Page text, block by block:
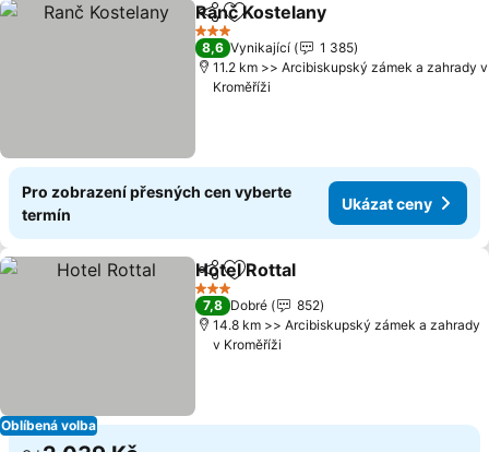
SdíletPřidat na seznam oblíbených
Ranč Kostelany
3 Počet hvězdiček
8,6 Vynikající
1 385
11.2 km >> Arcibiskupský zámek a zahrady v
Kroměříži
Pro zobrazení přesných cen vyberte
termín
Ukázat ceny
Oblíbená volba
SdíletPřidat na seznam oblíbených
Hotel Rottal
3 Počet hvězdiček
7,8 Dobré
852
14.8 km >> Arcibiskupský zámek a zahrady
v Kroměříži